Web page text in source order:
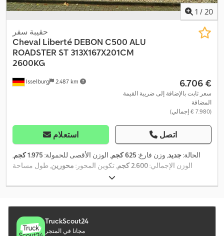
1 / 20
Isselburg 2.487 km
حقيبة سفر
Cheval Liberté DEBON C500 ALU
ROADSTER ST 313X167X201CM
2600KG
‏6.706 €
سعر ثابت بالإضافة إلى ضريبة القيمة
المضافة
(‏7.980 € إجمالي)
استعلام اتصل
الحالة:جديد, وزن فارغ: 625 كجم , الوزن الأقصى للحمولة: 1.975 كجم
,
الوزن الإجمالي:2.600 كجم , تكوين المحور: محورين , طول مساحة
, عرض مساحة التحميل:
التحميل:2.010 مم , حجم مساحة التحميل:10,5 م³ , لون:أسود, ارتفاع
TruckScout24
مجانا في المتجر